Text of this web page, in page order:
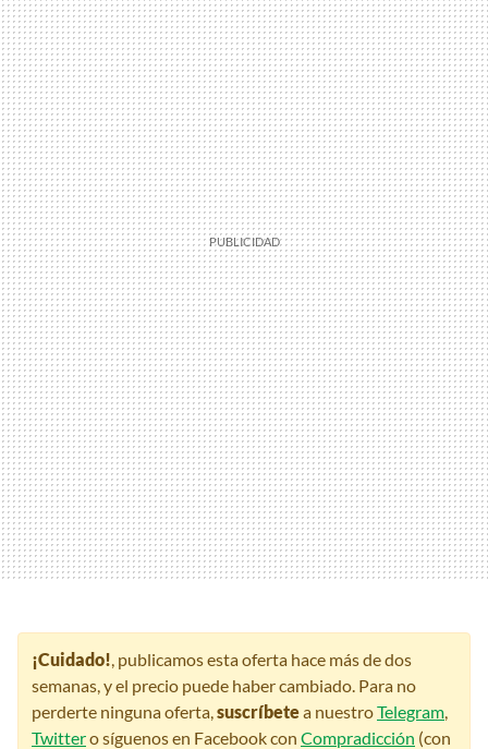
¡Cuidado!, publicamos esta oferta hace más de dos
semanas, y el precio puede haber cambiado. Para no
perderte ninguna oferta,suscríbetea nuestroTelegram,
Twittero síguenos en Facebook con Compradicción (con